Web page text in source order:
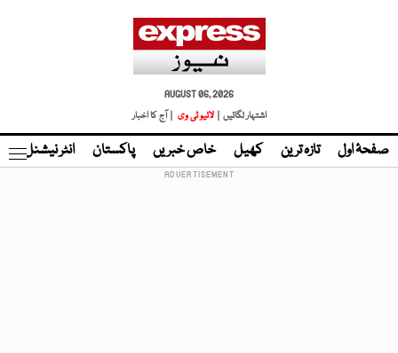
AUGUST 06, 2026
اشتہار لگائیں |
لائیو ٹی وی | آج کا اخبار
صفحۂ اول تازہ ترین کھیل خاص خبریں پاکستان انٹر نیشنل